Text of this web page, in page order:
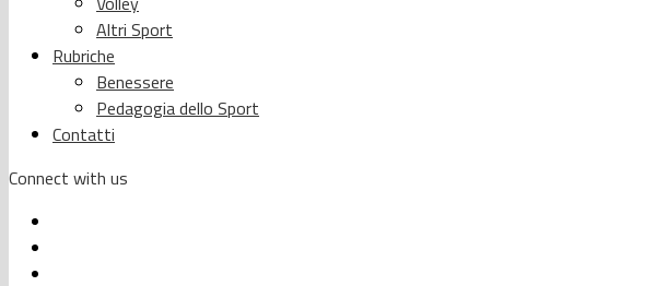
Altri Sport
Rubriche
Benessere
Pedagogia dello Sport
Contatti
Connect with us